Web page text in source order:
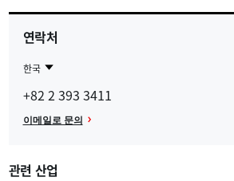
연락처
한국
Region
한
국
+82 2 393 3411
이메일로 문의
관련 산업